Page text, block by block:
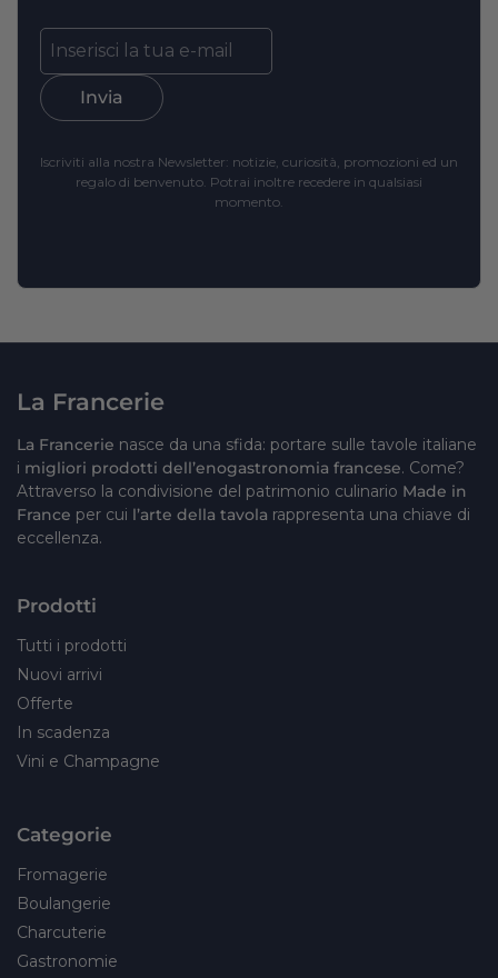
Invia
Iscriviti alla nostra Newsletter: notizie, curiosità, promozioni ed un
regalo di benvenuto. Potrai inoltre recedere in qualsiasi
momento.
La Francerie
La Francerie nasce da una sfida: portare sulle tavole italiane
i migliori prodotti dell’enogastronomia francese. Come?
Attraverso la condivisione del patrimonio culinario Made in
France per cui l’arte della tavola rappresenta una chiave di
eccellenza.
Prodotti
Tutti i prodotti
Nuovi arrivi
Offerte
In scadenza
Vini e Champagne
Categorie
Fromagerie
Boulangerie
Charcuterie
Gastronomie